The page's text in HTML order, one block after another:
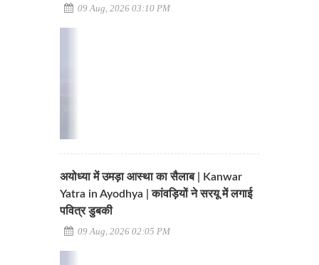
09 Aug, 2026 03:10 PM
अयोध्या में उमड़ा आस्था का सैलाब | Kanwar
Yatra in Ayodhya | कांवड़ियों ने सरयू में लगाई
पवित्र डुबकी
09 Aug, 2026 02:05 PM